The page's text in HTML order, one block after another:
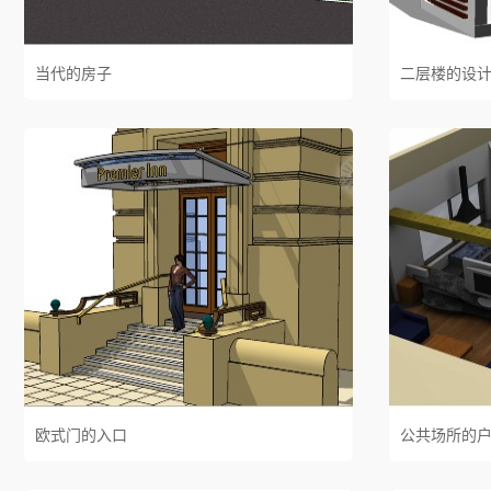
当代的房子 二层楼的设计
欧式门的入口 公共场所的